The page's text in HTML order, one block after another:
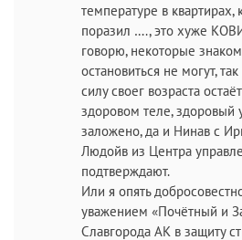
температуре в
поразил …., это хуже
говорю, некоторые
остановиться не могут,
силу своег возраста
здоровом теле, здоровый
заложено, да и Нинав с
Людойв из Центра
подтверждают.
Или я опять
уважением «Почётный и
Славгорода АК в защиту